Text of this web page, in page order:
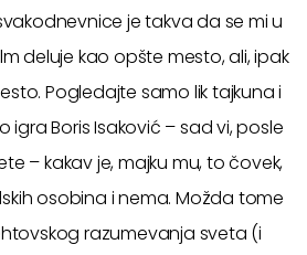
je takva da se mi u
deluje kao opšte mesto, ali, ipak
Pogledajte samo lik tajkuna i
Boris Isaković – sad vi, posle
– kakav je, majku mu, to čovek,
osobina i nema. Možda tome
razumevanja sveta (i